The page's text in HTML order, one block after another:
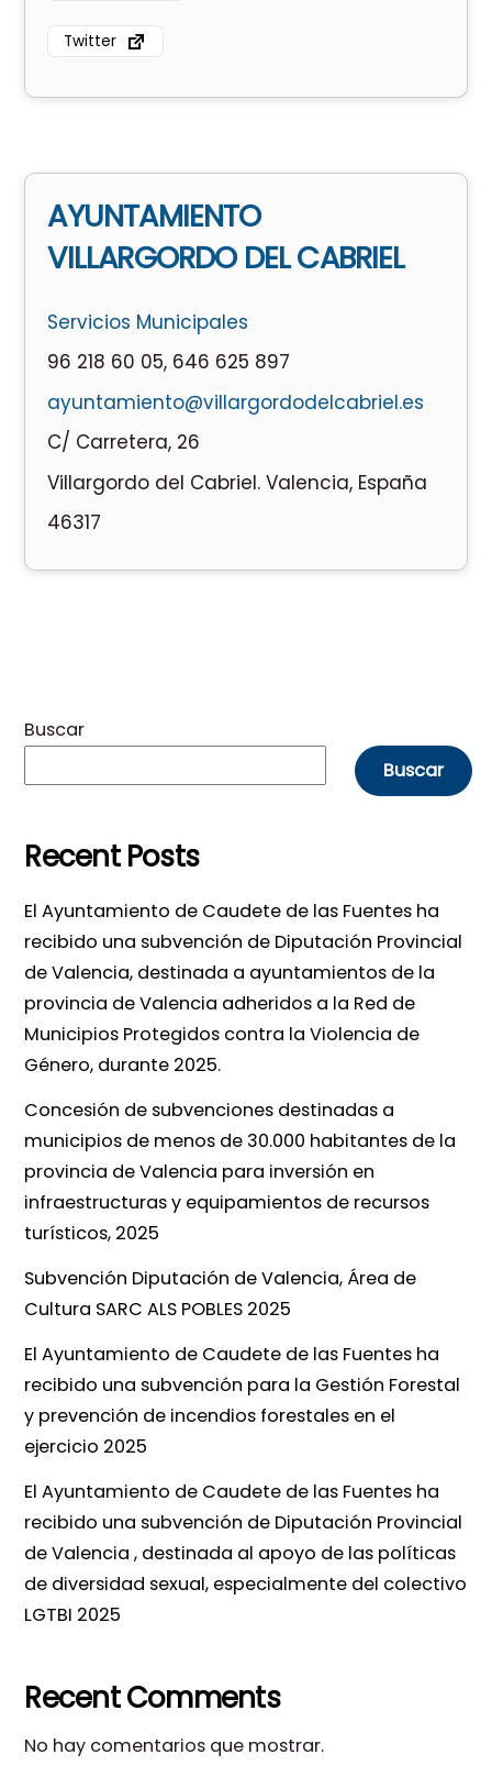
Twitter
AYUNTAMIENTO
VILLARGORDO DEL CABRIEL
Servicios Municipales
96 218 60 05, 646 625 897
ayuntamiento@villargordodelcabriel.es
C/ Carretera, 26
Villargordo del Cabriel. Valencia, España
46317
Buscar
Buscar
Recent Posts
El Ayuntamiento de Caudete de las Fuentes ha
recibido una subvención de Diputación Provincial
de Valencia, destinada a ayuntamientos de la
provincia de Valencia adheridos a la Red de
Municipios Protegidos contra la Violencia de
Género, durante 2025.
Concesión de subvenciones destinadas a
municipios de menos de 30.000 habitantes de la
provincia de Valencia para inversión en
infraestructuras y equipamientos de recursos
turísticos, 2025
Subvención Diputación de Valencia, Área de
Cultura SARC ALS POBLES 2025
El Ayuntamiento de Caudete de las Fuentes ha
recibido una subvención para la Gestión Forestal
y prevención de incendios forestales en el
ejercicio 2025
El Ayuntamiento de Caudete de las Fuentes ha
recibido una subvención de Diputación Provincial
de Valencia , destinada al apoyo de las políticas
de diversidad sexual, especialmente del colectivo
LGTBI 2025
Recent Comments
No hay comentarios que mostrar.